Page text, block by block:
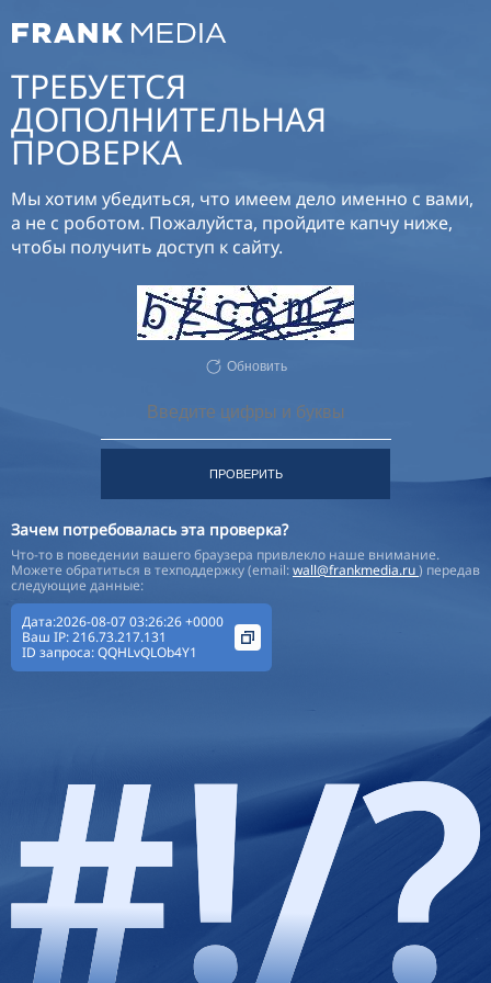
ТРЕБУЕТСЯ
ДОПОЛНИТЕЛЬНАЯ
ПРОВЕРКА
Мы хотим убедиться, что имеем дело именно с вами,
а не с роботом. Пожалуйста, пройдите капчу ниже,
чтобы получить доступ к сайту.
Обновить
ПРОВЕРИТЬ
Зачем потребовалась эта проверка?
Что-то в поведении вашего браузера привлекло наше внимание.
Можете обратиться в техподдержку (email:wall@frankmedia.ru) передав
следующие данные:
Дата:2026-08-07 03:26:26 +0000
Ваш IP:216.73.217.131
ID запроса:QQHLvQLOb4Y1